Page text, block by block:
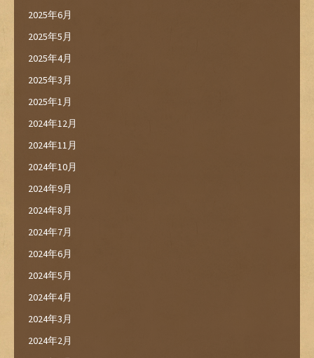
2025年6月
2025年5月
2025年4月
2025年3月
2025年1月
2024年12月
2024年11月
2024年10月
2024年9月
2024年8月
2024年7月
2024年6月
2024年5月
2024年4月
2024年3月
2024年2月